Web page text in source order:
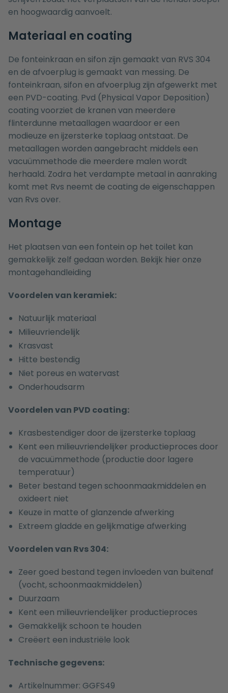
en hoogwaardig aanvoelt.
Materiaal en coating
De fonteinkraan en sifon zijn gemaakt van RVS 304
en de afvoerplug is gemaakt van messing. De
fonteinkraan, sifon en afvoerplug zijn afgewerkt met
een PVD-coating. Pvd (Physical Vapor Deposition)
coating voorziet de kranen van meerdere
flinterdunne metaallagen waardoor er een
modieuze en ijzersterke toplaag ontstaat. De
metaallagen worden aangebracht middels een
vacuümmethode die meerdere malen wordt
herhaald. Zodra het verdampte metaal in aanraking
komt met Rvs neemt de coating de eigenschappen
van Rvs over.
Montage
Het plaatsen van een fontein op het toilet kan
gemakkelijk zelf gedaan worden. Bekijk hier onze
montagehandleiding
Voordelen van keramiek:
Natuurlijk materiaal
Milieuvriendelijk
Krasvast
Hitte bestendig
Niet poreus en watervast
Onderhoudsarm
Voordelen van PVD coating:
Krasbestendiger door de ijzersterke toplaag
Kent een milieuvriendelijker productieproces door
de vacuümmethode (productie door lagere
temperatuur)
Beter bestand tegen schoonmaakmiddelen en
oxideert niet
Keuze in matte of glanzende afwerking
Extreem gladde en gelijkmatige afwerking
Voordelen van Rvs 304:
Zeer goed bestand tegen invloeden van buitenaf
(vocht, schoonmaakmiddelen)
Duurzaam
Kent een milieuvriendelijker productieproces
Gemakkelijk schoon te houden
Creëert een industriële look
Technische gegevens:
Artikelnummer: GGFS49